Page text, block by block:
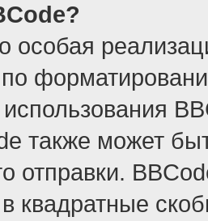
особая
также может
отправки.
квадратные